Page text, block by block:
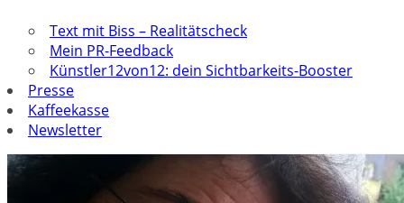
Text mit Biss – Realitätscheck
Mein PR-Feedback
Künstler12von12: dein Sichtbarkeits-Booster
Presse
Kaffeekasse
Newsletter